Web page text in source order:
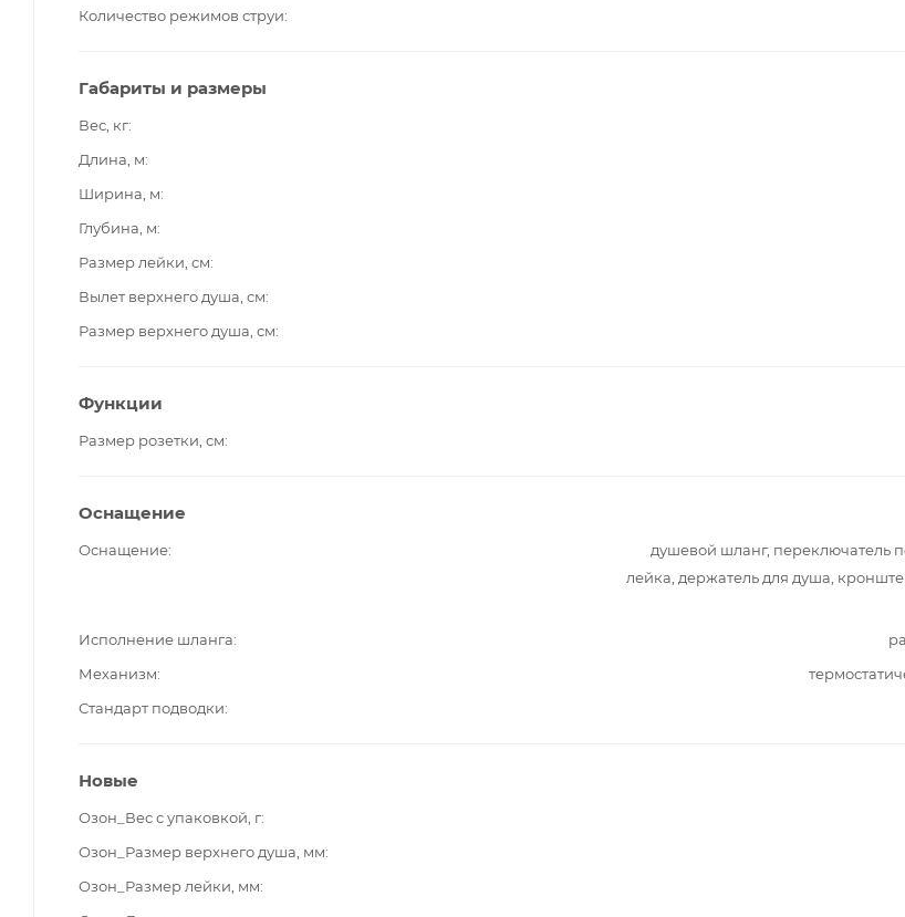
Количество режимов струи
Габариты и размеры
Вес, кг
Длина, м
Ширина, м
Глубина, м
Размер лейки, см
Вылет верхнего душа, см
Размер верхнего душа, см
Функции
Размер розетки, см
Оснащение
Оснащение
душевой шланг, переключатель
лейка, держатель для душа,
Исполнение шланга
Механизм
Стандарт подводки
Новые
Озон_Вес с упаковкой, г
Озон_Размер верхнего душа, мм
Озон_Размер лейки, мм